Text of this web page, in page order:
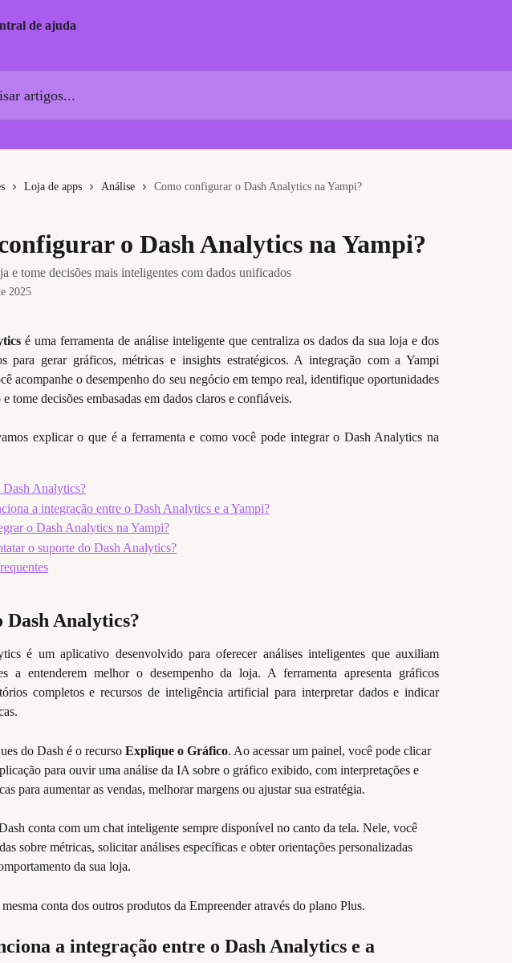
Loja de apps Análise Como configurar o Dash Analytics na Yampi?
o Dash Analytics na Yampi?
e tome decisões mais inteligentes com dados unificados
2025
é uma ferramenta de análise inteligente que centraliza os dados da sua loja e dos
para gerar gráficos, métricas e insights estratégicos. A integração com a Yampi
acompanhe o desempenho do seu negócio em tempo real, identifique oportunidades
tome decisões embasadas em dados claros e confiáveis.
explicar o que é a ferramenta e como você pode integrar o Dash Analytics na
Dash Analytics?
a integração entre o Dash Analytics e a Yampi?
o Dash Analytics na Yampi?
o suporte do Dash Analytics?
Dash Analytics?
é um aplicativo desenvolvido para oferecer análises inteligentes que auxiliam
a entenderem melhor o desempenho da loja. A ferramenta apresenta gráficos
completos e recursos de inteligência artificial para interpretar dados e indicar
do Dash é o recurso Explique o Gráfico. Ao acessar um painel, você pode clicar
para ouvir uma análise da IA sobre o gráfico exibido, com interpretações e
para aumentar as vendas, melhorar margens ou ajustar sua estratégia.
conta com um chat inteligente sempre disponível no canto da tela. Nele, você
sobre métricas, solicitar análises específicas e obter orientações personalizadas
da sua loja.
conta dos outros produtos da Empreender através do plano Plus.
a integração entre o Dash Analytics e a